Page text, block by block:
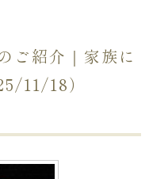
ご紹介｜家族に
11/18）